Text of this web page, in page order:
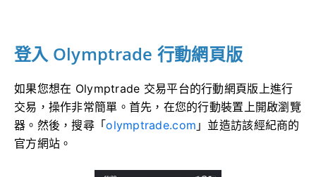
登入 Olymptrade 行動網頁版
如果您想在 Olymptrade 交易平台的行動網頁版上進行
交易，操作非常簡單。首先，在您的行動裝置上開啟瀏覽
器。然後，搜尋「olymptrade.com 」並造訪該經紀商的
官方網站。